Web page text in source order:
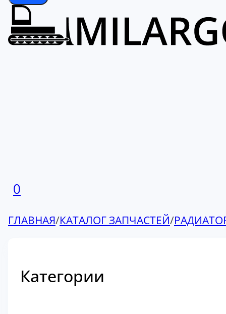
0
ГЛАВНАЯ/КАТАЛОГ ЗАПЧАСТЕЙ/
Категории